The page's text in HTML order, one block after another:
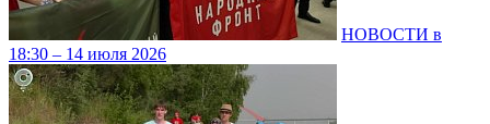
НОВОСТИ в
18:30 – 14 июля 2026